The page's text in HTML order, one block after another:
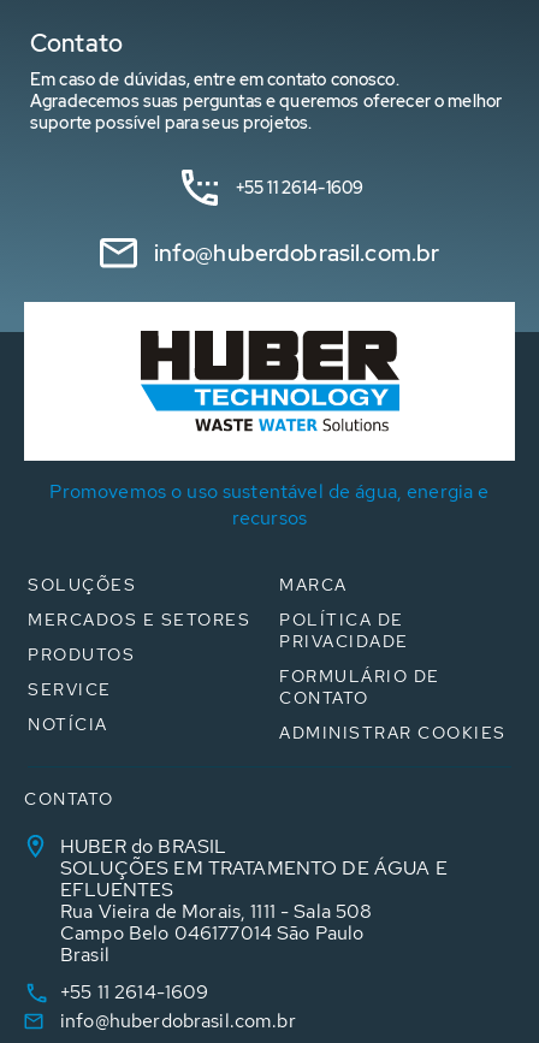
Contato
Em caso de dúvidas, entre em contato conosco.
Agradecemos suas perguntas e queremos oferecer o melhor
suporte possível para seus projetos.
+55 11 2614-1609
info@huberdobrasil.com.br
Promovemos o uso sustentável de água, energia e
recursos
SOLUÇÕES
MERCADOS E SETORES
PRODUTOS
SERVICE
NOTÍCIA
MARCA
POLÍTICA DE
PRIVACIDADE
FORMULÁRIO DE
CONTATO
ADMINISTRAR COOKIES
CONTATO
HUBER do BRASIL
SOLUÇÕES EM TRATAMENTO DE ÁGUA E
EFLUENTES
Rua Vieira de Morais, 1111 - Sala 508
Campo Belo 046177014 São Paulo
Brasil
+55 11 2614-1609
info@huberdobrasil.com.br